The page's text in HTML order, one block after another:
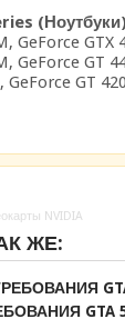
GeForce GTX
GeForce GT
GeForce GT
NVIDIA
ЖЕ:
GTA